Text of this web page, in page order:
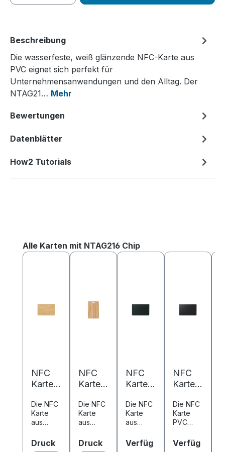
Beschreibung
Die wasserfeste, weiß glänzende NFC-Karte aus
PVC eignet sich perfekt für
Unternehmensanwendungen und den Alltag. Der
NTAG21… Mehr
Bewertungen
Datenblätter
How2 Tutorials
Produktgalerie überspringen
Alle Karten mit NTAG216 Chip
NFC
Karte
s -
85,6 x
54 mm
-
Die NFC
Karte
aus
in
Druckauswählen
NFC
Karte
s -
85,6 x
54 mm
-
Die NFC
Karte
aus
in
Druckauswählen
NFC
Karte
PVC -
85,6 x
54 mm
-
Die NFC
Karte
aus
kombinie
Verfüg
NFC
Karte
85,6 x
54 mm
-
NTAG2
Die NFC
Karte
PVC
rt
wasserf
Verfüg